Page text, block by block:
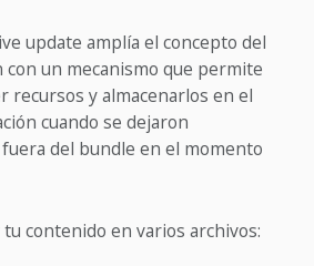
update amplía el concepto del
con un mecanismo que permite
recursos y almacenarlos en el
cuando se dejaron
del bundle en el momento
contenido en varios archivos: